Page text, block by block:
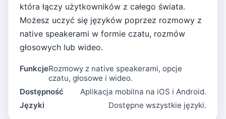
która łączy użytkowników z całego świata.
Możesz uczyć się języków poprzez rozmowy z
native speakerami w formie czatu, rozmów
głosowych lub wideo.
FunkcjeRozmowy z native speakerami, opcje
czatu, głosowe i wideo.
Dostępność
Aplikacja mobilna na iOS i Android.
Języki
Dostępne wszystkie języki.